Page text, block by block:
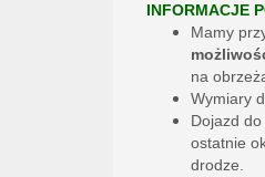
INFORMACJE
Mamy
na
Wymiary
Dojazd
ostatnie
drodze.